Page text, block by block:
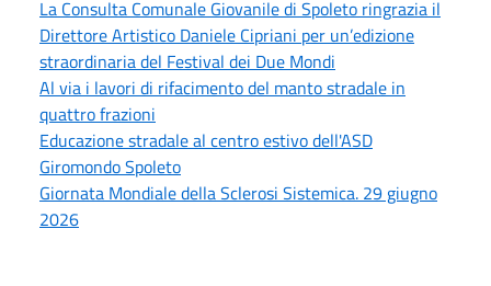
La Consulta Comunale Giovanile di Spoleto ringrazia il
Direttore Artistico Daniele Cipriani per un’edizione
straordinaria del Festival dei Due Mondi
Al via i lavori di rifacimento del manto stradale in
quattro frazioni
Educazione stradale al centro estivo dell'ASD
Giromondo Spoleto
Giornata Mondiale della Sclerosi Sistemica. 29 giugno
2026